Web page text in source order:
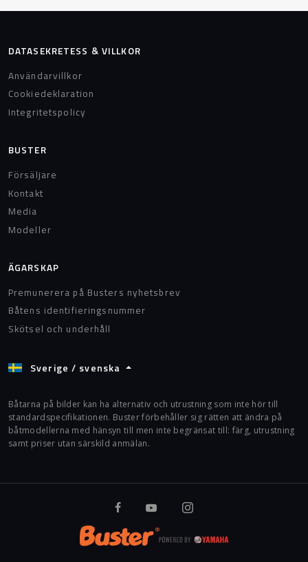
DATASEKRETESS & VILLKOR
Användarvillkor
Cookiedeklaration
Integritetspolicy
BUSTER
Försäljare
Kontakt
Media
Modeller
ÄGARSKAP
Premunerera på Busters nyhetsbrev
Båtens identifieringsnummer
Skötsel och underhåll
Sverige / svenska
Båtarna på bilder kan ha alternativ och utrustning som inte hör till
standardspecifikationen. Buster förbehåller sig rätten att ändra på
båtmodellerna med hänsyn till men inte begränsat till: färg, utrustning
samt priser utan särskild anmälan.
Buster på Facebook
Buster på Youtube
Buster på Instagram
Buster - Powered by Yamaha